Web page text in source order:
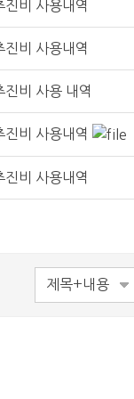
비 사용내역
비 사용내역
비 사용 내역
비 사용내역
비 사용내역